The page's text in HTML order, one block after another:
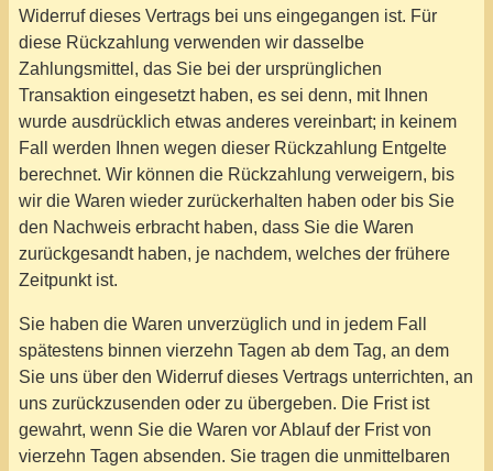
Widerruf dieses Vertrags bei uns eingegangen ist. Für
diese Rückzahlung verwenden wir dasselbe
Zahlungsmittel, das Sie bei der ursprünglichen
Transaktion eingesetzt haben, es sei denn, mit Ihnen
wurde ausdrücklich etwas anderes vereinbart; in keinem
Fall werden Ihnen wegen dieser Rückzahlung Entgelte
berechnet. Wir können die Rückzahlung verweigern, bis
wir die Waren wieder zurückerhalten haben oder bis Sie
den Nachweis erbracht haben, dass Sie die Waren
zurückgesandt haben, je nachdem, welches der frühere
Zeitpunkt ist.
Sie haben die Waren unverzüglich und in jedem Fall
spätestens binnen vierzehn Tagen ab dem Tag, an dem
Sie uns über den Widerruf dieses Vertrags unterrichten, an
uns zurückzusenden oder zu übergeben. Die Frist ist
gewahrt, wenn Sie die Waren vor Ablauf der Frist von
vierzehn Tagen absenden. Sie tragen die unmittelbaren